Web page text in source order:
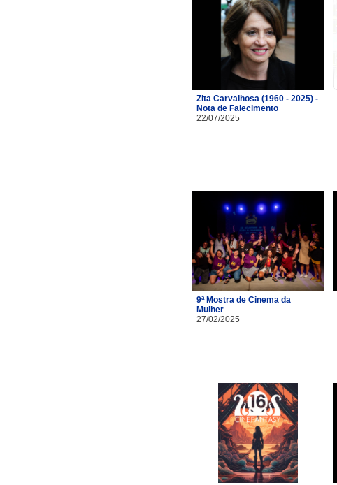
Zita Carvalhosa (1960 - 2025) -
Nota de Falecimento
22/07/2025
9ª Mostra de Cinema da
Mulher
27/02/2025